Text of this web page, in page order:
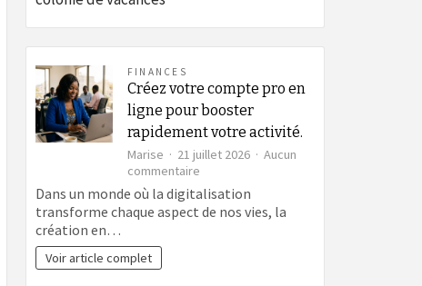
FINANCES
Créez votre compte pro en
ligne pour booster
rapidement votre activité.
Marise 21 juillet 2026
Aucun
commentaire
Créez
votre
compte
Dans un monde où la digitalisation
transforme chaque aspect de nos vies, la
création en…
Voir article complet